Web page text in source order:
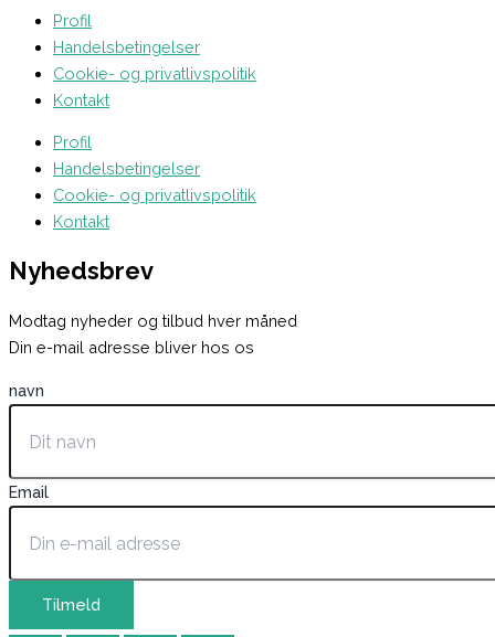
Profil
Handelsbetingelser
Cookie- og privatlivspolitik
Kontakt
Profil
Handelsbetingelser
Cookie- og privatlivspolitik
Kontakt
Nyhedsbrev
Modtag nyheder og tilbud hver måned
Din e-mail adresse bliver hos os
navn
Email
Tilmeld